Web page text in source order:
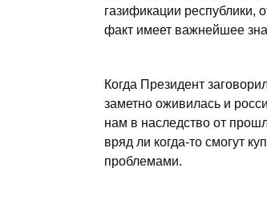
газификации республики,
факт имеет важнейшее
Когда Президент
заметно оживилась и
нам в наследство от
вряд ли когда-то смогут
проблемами.